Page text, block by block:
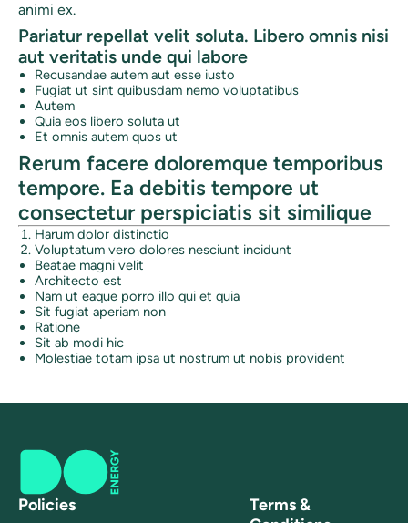
animi ex.
Pariatur repellat velit soluta. Libero omnis nisi
aut veritatis unde qui labore
Recusandae autem aut esse iusto
Fugiat ut sint quibusdam nemo voluptatibus
Autem
Quia eos libero soluta ut
Et omnis autem quos ut
Rerum facere doloremque temporibus
tempore. Ea debitis tempore ut
consectetur perspiciatis sit similique
Harum dolor distinctio
Voluptatum vero dolores nesciunt incidunt
Beatae magni velit
Architecto est
Nam ut eaque porro illo qui et quia
Sit fugiat aperiam non
Ratione
Sit ab modi hic
Molestiae totam ipsa ut nostrum ut nobis provident
Policies
Terms &